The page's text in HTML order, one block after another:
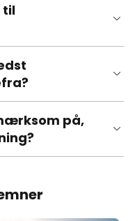
til
på,